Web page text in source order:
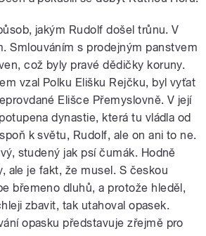
jakým Rudolf došel trůnu. V
Smlouváním s prodejným panstvem
což byly pravé dědičky koruny.
vzal Polku Elišku Rejčku, byl vyťat
Elišce Přemyslovně. V její
dynastie, která tu vládla od
k světu, Rudolf, ale on ani to ne.
studený jak psí čumák. Hodně
ale je fakt, že musel. S českou
břemeno dluhů, a protože hleděl,
zbavit, tak utahoval opasek.
opasku představuje zřejmě pro